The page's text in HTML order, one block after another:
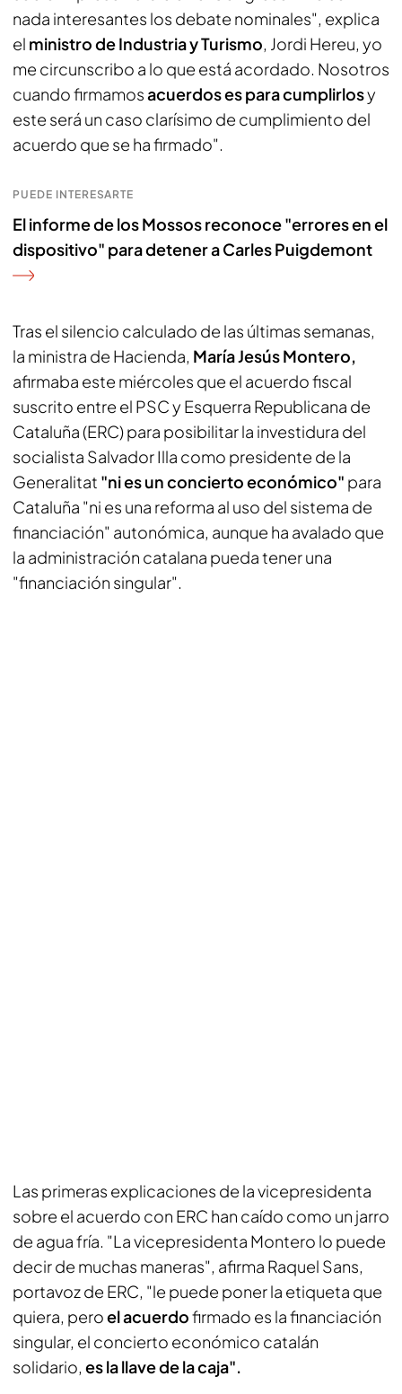
nada interesantes los debate nominales", explica
el ministro de Industria y Turismo, Jordi Hereu, yo
me circunscribo a lo que está acordado. Nosotros
cuando firmamosacuerdos es para cumplirlosy
este será un caso clarísimo de cumplimiento del
acuerdo que se ha firmado".
PUEDE INTERESARTE
El informe de los Mossos reconoce "errores en el
dispositivo" para detener a Carles Puigdemont
Tras el silencio calculado de las últimas semanas,
la ministra de Hacienda, María Jesús Montero,
afirmaba este miércoles que el acuerdo fiscal
suscrito entre el PSC y Esquerra Republicana de
Cataluña (ERC) para posibilitar la investidura del
socialista Salvador Illa como presidente de la
Generalitat "ni es un concierto económico" para
Cataluña "ni es una reforma al uso del sistema de
financiación" autonómica, aunque ha avalado que
la administración catalana pueda tener una
"financiación singular".
Las primeras explicaciones de la vicepresidenta
sobre el acuerdo con ERC han caído como un jarro
de agua fría. "La vicepresidenta Montero lo puede
decir de muchas maneras", afirma Raquel Sans,
portavoz de ERC, "le puede poner la etiqueta que
quiera, peroel acuerdofirmado es la financiación
singular, el concierto económico catalán
solidario, es la llave de la caja".